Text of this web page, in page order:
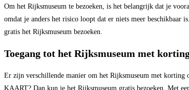
Om het Rijksmuseum te bezoeken, is het belangrijk dat je
omdat je anders het risico loopt dat er niets meer beschikbaar
gratis het Rijksmuseum bezoeken.
Toegang tot het Rijksmuseum met
Er zijn verschillende manier om het Rijksmuseum met korting
KAART? Dan kun je het Rijksmuseum gratis bezoeken. Met